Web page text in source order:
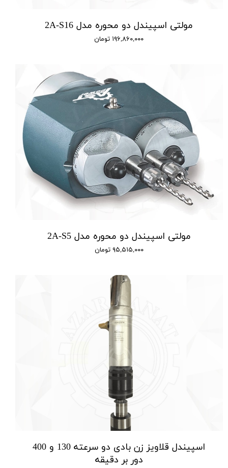
مولتی اسپیندل دو محوره مدل 2A-S16
۱۹۶,۸۶۰,۰۰۰ تومان
مولتی اسپیندل دو محوره مدل 2A-S5
۹۵,۵۱۵,۰۰۰ تومان
اسپیندل قلاویز زن بادی دو سرعته 130 و 400
دور بر دقیقه